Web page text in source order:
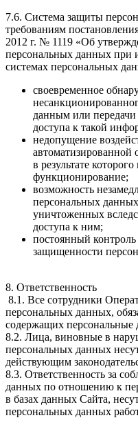
7.6. Система защиты
требованиям
2012 г. № 1119 «Об
персональных данных при
системах персональных
своевременное
данным или
доступа к такой
недопущение
автоматизированной
в результате
функционирование;
возможность
персональных
уничтоженных
доступа к ним;
постоянный
защищенности
8. Ответственность
8.1. Все сотрудники
персональных данных,
содержащих персональные
8.2. Лица, виновные в
персональных данных
действующим
8.3. Ответственность за
данных по отношению к
в базах данных Сайта,
персональных данных